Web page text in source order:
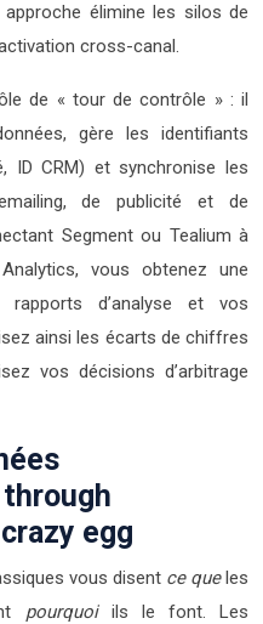
élimine les silos de
cross-canal.
de « tour de contrôle » : il
gère les identifiants
ID CRM) et synchronise les
de publicité et de
Segment ou Tealium à
vous obtenez une
d’analyse et vos
ainsi les écarts de chiffres
vos décisions d’arbitrage
egg
vous disent ce queles
pourquoiils le font. Les